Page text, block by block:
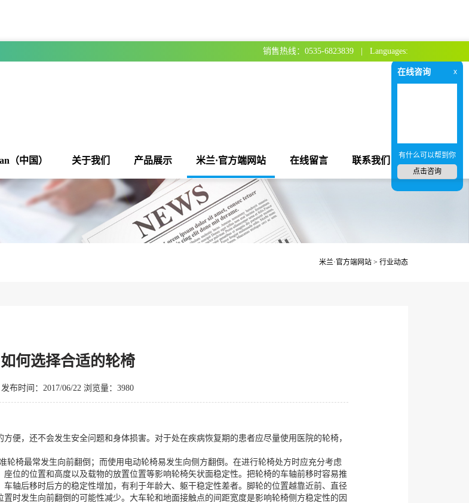
销售热线：0535-6823839 | Languages:
（中国） 关于我们 产品展示 米兰·官方端网站 在线留言 联系我们
米兰·官方端网站 > 行业动态
如何选择合适的轮椅
发布时间：2017/06/22 浏览量：3980
便，还不会发生安全问题和身体损害。对于处在疾病恢复期的患者应尽量使用医院的轮椅，
椅最常发生向前翻倒；而使用电动轮椅易发生向侧方翻倒。在进行轮椅处方时应充分考虑
位的位置和高度以及载物的放置位置等影响轮椅矢状面稳定性。把轮椅的车轴前移时容易推
轴后移时后方的稳定性增加，有利于年龄大、躯干稳定性差者。脚轮的位置越靠近前、直径
时发生向前翻倒的可能性减少。大车轮和地面接触点的间距宽度是影响轮椅侧方稳定性的因
在线咨询 x
有什么可以帮到你
点击咨询